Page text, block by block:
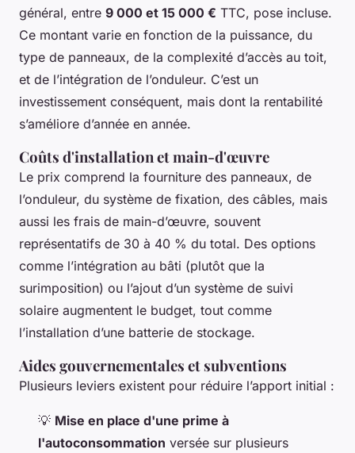
général, entre 9 000 et 15 000 € TTC, pose incluse.
Ce montant varie en fonction de la puissance, du
type de panneaux, de la complexité d’accès au toit,
et de l’intégration de l’onduleur. C’est un
investissement conséquent, mais dont la rentabilité
s’améliore d’année en année.
Coûts d'installation et main-d'œuvre
Le prix comprend la fourniture des panneaux, de
l’onduleur, du système de fixation, des câbles, mais
aussi les frais de main-d’œuvre, souvent
représentatifs de 30 à 40 % du total. Des options
comme l’intégration au bâti (plutôt que la
surimposition) ou l’ajout d’un système de suivi
solaire augmentent le budget, tout comme
l’installation d’une batterie de stockage.
Aides gouvernementales et subventions
Plusieurs leviers existent pour réduire l’apport initial :
💡 Mise en place d'une prime à
l'autoconsommation versée sur plusieurs